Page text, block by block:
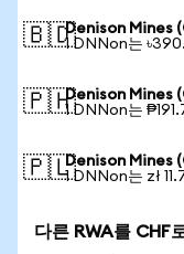
🇧🇩Denison Mines
1 DNNon는
🇵🇭Denison Mines
1 DNNon는
🇵🇱Denison Mines
1 DNNon는 zł
다른 RWA를 CHF